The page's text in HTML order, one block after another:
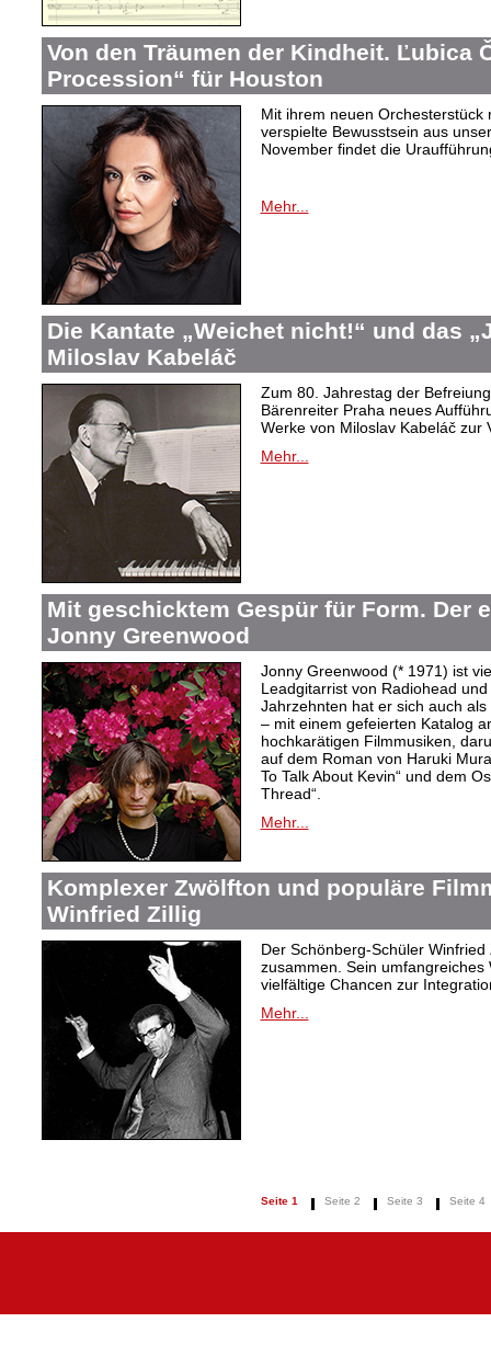
Von den Träumen der Kindheit. Ľubica
Procession“ für Houston
Mit ihrem neuen Orchesterstück
verspielte Bewusstsein aus
November findet die
Mehr...
Die Kantate „Weichet nicht!“ und das
Miloslav Kabeláč
Zum 80. Jahrestag der
Bärenreiter Praha neues
Werke von Miloslav Kabeláč zur
Mehr...
Mit geschicktem Gespür für Form. Der
Jonny Greenwood
Jonny Greenwood (* 1971) ist
Leadgitarrist von Radiohead
Jahrzehnten hat er sich auch
– mit einem gefeierten Katalog
hochkarätigen Filmmusiken,
auf dem Roman von Haruki
To Talk About Kevin“ und dem
Thread“.
Mehr...
Komplexer Zwölfton und populäre
Winfried Zillig
Der Schönberg-Schüler
zusammen. Sein
vielfältige Chancen zur
Mehr...
Seite 1 Seite 2 Seite 3 Seite 4